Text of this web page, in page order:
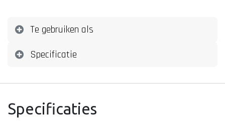
Te gebruiken als
Specificatie
Specificaties